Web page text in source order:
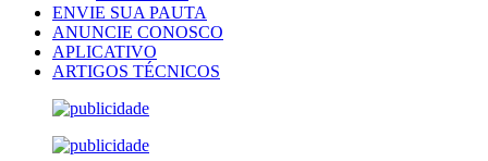
ENVIE SUA PAUTA
ANUNCIE CONOSCO
APLICATIVO
ARTIGOS TÉCNICOS